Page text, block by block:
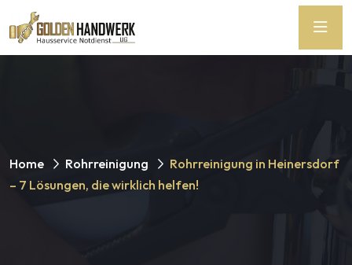
Home Rohrreinigung
Rohrreinigung in Heinersdorf
– 7 Lösungen, die wirklich helfen!